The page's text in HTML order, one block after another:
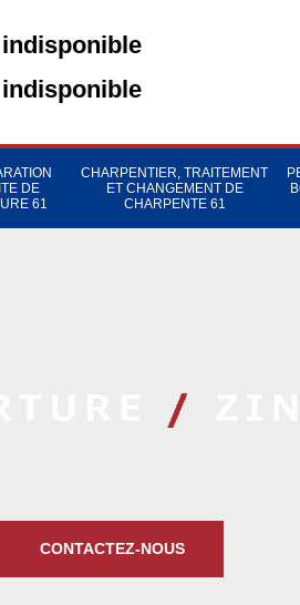
indisponible
indisponible
DE
61
CHARPENTIER, TRAITEMENT
ET CHANGEMENT DE
CHARPENTE 61
CONTACTEZ-NOUS